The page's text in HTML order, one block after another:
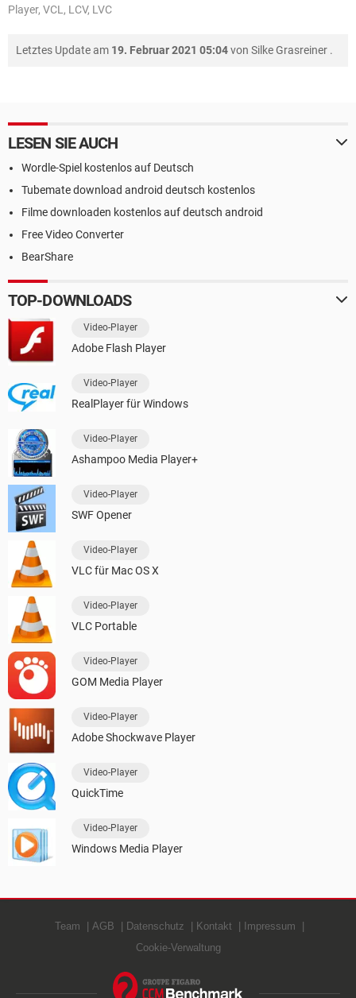
Player, VCL, LCV, LVC
Letztes Update am 19. Februar 2021 05:04von Silke Grasreiner .
LESEN SIE AUCH
Wordle-Spiel kostenlos auf Deutsch
Tubemate download android deutsch kostenlos
Filme downloaden kostenlos auf deutsch android
Free Video Converter
BearShare
TOP-DOWNLOADS
Video-Player
Adobe Flash Player
Video-Player
RealPlayer für Windows
Video-Player
Ashampoo Media Player+
Video-Player
SWF Opener
Video-Player
VLC für Mac OS X
Video-Player
VLC Portable
Video-Player
GOM Media Player
Video-Player
Adobe Shockwave Player
Video-Player
QuickTime
Video-Player
Windows Media Player
Team AGB Datenschutz Kontakt
Impressum
Cookie-Verwaltung